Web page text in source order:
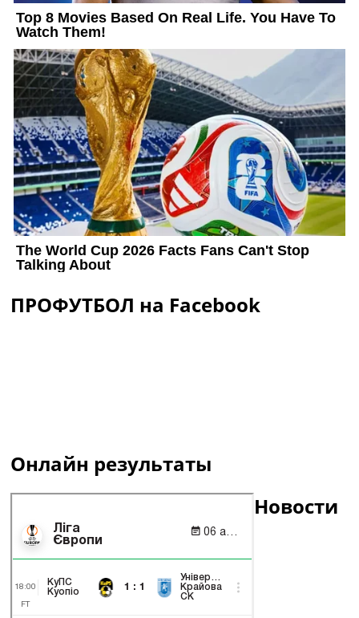
ПРОФУТБОЛ на Facebook
Онлайн результаты
Новости